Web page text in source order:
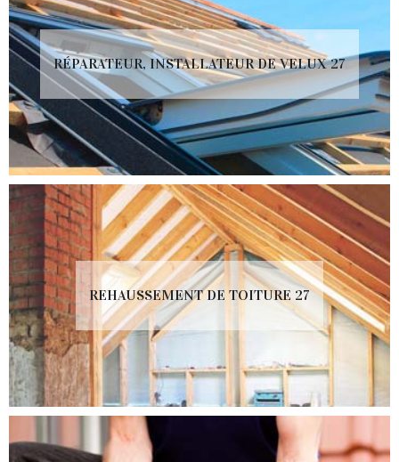
RÉPARATEUR, INSTALLATEUR DE VELUX 27
REHAUSSEMENT DE TOITURE 27